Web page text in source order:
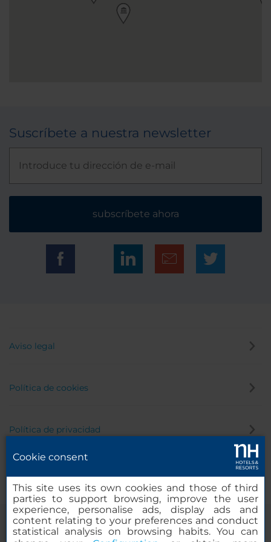
Suscríbete a nuestra newsletter
subscríbete ahora
Aviso legal
Política de cookies
Política de privacidad
Cookie consent
This site uses its own cookies and those of third
parties to support browsing, improve the user
experience, personalise ads, display ads and
content relating to your preferences and conduct
statistical analysis on browsing habits. You can